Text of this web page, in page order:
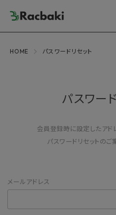
HOME パスワードリセット
パスワー
会員登録時に設定したアド
パスワードリセットのご
メールアドレス